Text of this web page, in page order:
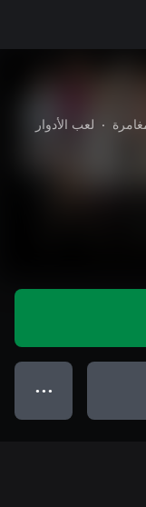
• لعب الأدوار
● ● ●